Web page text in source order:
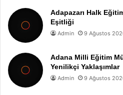
Adapazarı Halk
Eşitliği
Admin 9 Ağustos
Adana Milli Eğitim
Yenilikçi Yaklaşımlar
Admin 9 Ağustos